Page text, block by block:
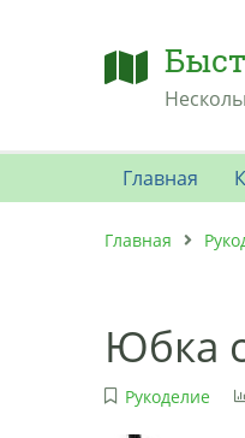
Главная
Главная
Юбка
Рукоделие